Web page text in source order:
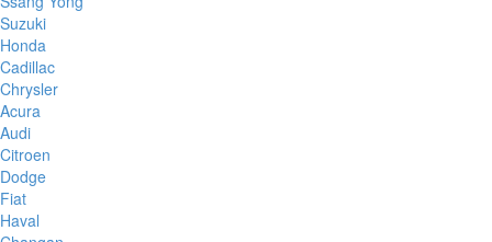
Suzuki
Honda
Cadillac
Chrysler
Acura
Audi
Citroen
Dodge
Fiat
Haval